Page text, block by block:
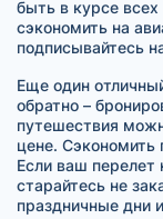
быть в курсе
сэкономить на
подписывайтесь
Еще один
обратно –
путешествия
цене.
Если ваш перелет
старайтесь не
праздничные дни